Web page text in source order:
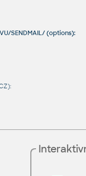
SENDMAIL/ (options):